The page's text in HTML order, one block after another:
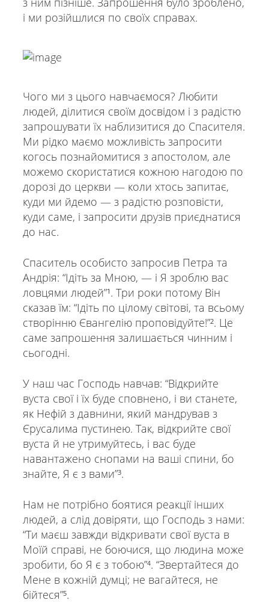
і ми розійшлися по своїх справах.
Чого ми з цього навчаємося? Любити
людей, ділитися своїм досвідом і з радістю
запрошувати їх наблизитися до Спасителя.
Ми рідко маємо можливість запросити
когось познайомитися з апостолом, але
можемо скористатися кожною нагодою по
дорозі до церкви — коли хтось запитає,
куди ми йдемо — з радістю розповісти,
куди саме, і запросити друзів приєднатися
до нас.
Спаситель особисто запросив Петра та
Андрія: “Ідіть за Мною, — і Я зроблю вас
ловцями людей”¹. Три роки потому Він
сказав їм: “Ідіть по цілому світові, та всьому
створінню Євангелію проповідуйте!”². Це
саме запрошення залишається чинним і
сьогодні.
У наш час Господь навчав: “Відкрийте
вуста свої і їх буде сповнено, і ви станете,
як Нефій з давнини, який мандрував з
Єрусалима пустинею. Так, відкрийте свої
вуста й не утримуйтесь, і вас буде
навантажено снопами на ваші спини, бо
знайте, Я є з вами”³.
Нам не потрібно боятися реакції інших
людей, а слід довіряти, що Господь з нами:
“Ти маєш завжди відкривати свої вуста в
Моїй справі, не боючися, що людина може
зробити, бо Я є з тобою”⁴. “Звертайтеся до
Мене в кожній думці; не вагайтеся, не
бійтеся”⁵.